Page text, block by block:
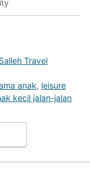
Travel
anak, leisure
kecil jalan-jalan